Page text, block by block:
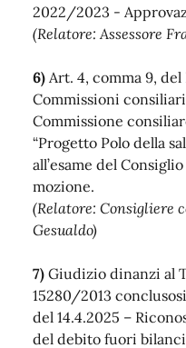
2022/2023 -
(Relatore: Assessore
6) Art. 4, comma 9,
Commissioni
Commissione
“Progetto Polo della
all’esame del
mozione.
(Relatore: Consigliere
Gesualdo)
7) Giudizio dinanzi al
15280/2013
del 14.4.2025 –
del debito fuori